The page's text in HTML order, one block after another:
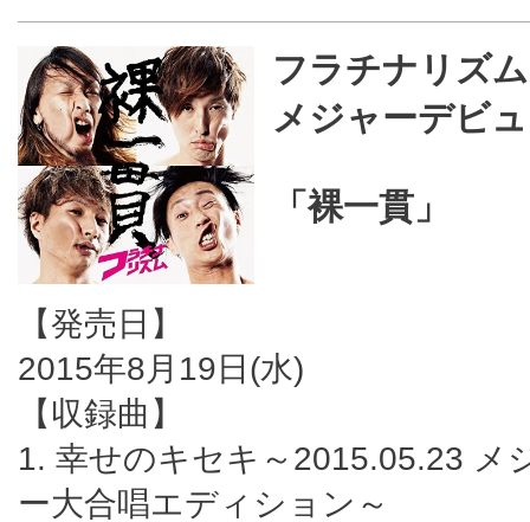
フラチナリズム
メジャーデビ
「裸一貫」
【発売日】
2015年8月19日(水)
【収録曲】
1. 幸せのキセキ～2015.05.23 メ
ー大合唱エディション～